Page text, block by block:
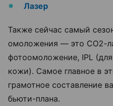
Лазер
Также сейчас самый
омоложения — это СО2-
фотоомоложение, IPL
кожи). Самое главное в
грамотное составление
бьюти-плана.